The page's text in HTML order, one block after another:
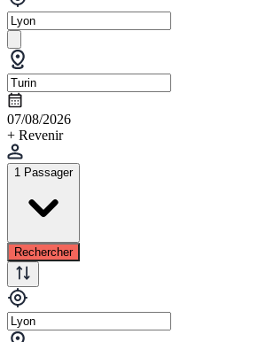
07/08/2026
+ Revenir
1 Passager
Rechercher